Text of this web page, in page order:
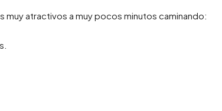
atractivos a muy pocos minutos caminando: